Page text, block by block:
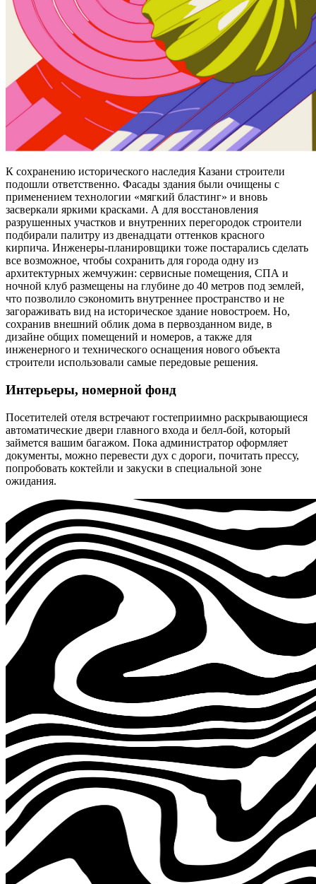
К сохранению исторического наследия Казани строители
подошли ответственно. Фасады здания были очищены с
применением технологии «мягкий бластинг» и вновь
засверкали яркими красками. А для восстановления
разрушенных участков и внутренних перегородок строители
подбирали палитру из двенадцати оттенков красного
кирпича. Инженеры-планировщики тоже постарались сделать
все возможное, чтобы сохранить для города одну из
архитектурных жемчужин: сервисные помещения, СПА и
ночной клуб размещены на глубине до 40 метров под землей,
что позволило сэкономить внутреннее пространство и не
загораживать вид на историческое здание новостроем. Но,
сохранив внешний облик дома в первозданном виде, в
дизайне общих помещений и номеров, а также для
инженерного и технического оснащения нового объекта
строители использовали самые передовые решения.
Интерьеры, номерной фонд
Посетителей отеля встречают гостеприимно раскрывающиеся
автоматические двери главного входа и белл-бой, который
займется вашим багажом. Пока администратор оформляет
документы, можно перевести дух с дороги, почитать прессу,
попробовать коктейли и закуски в специальной зоне
ожидания.